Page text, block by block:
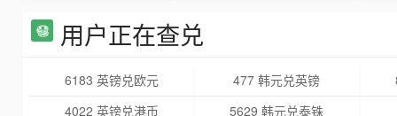
用户正在查兑
6183 英镑兑欧元 477 韩元兑英镑
4022 英镑兑港币
5629 韩元兑泰铢